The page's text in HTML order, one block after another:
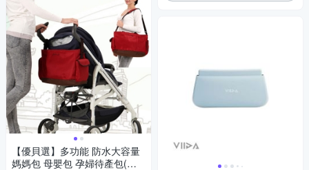
【優貝選】多功能 防水大容量
媽媽包 母嬰包 孕婦待產包(兩